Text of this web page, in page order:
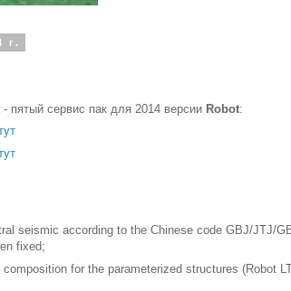
г.
пятый сервис пак для 2014 версии Robot:
seismic according to the Chinese code GBJ/JTJ/
fixed;
for the parameterized structures (Robot